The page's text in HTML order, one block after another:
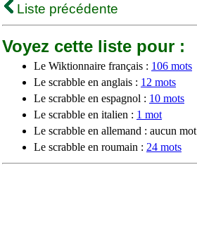
Liste précédente
Voyez cette liste pour :
Le Wiktionnaire français : 106 mots
Le scrabble en anglais : 12 mots
Le scrabble en espagnol : 10 mots
Le scrabble en italien : 1 mot
Le scrabble en allemand : aucun mot
Le scrabble en roumain : 24 mots